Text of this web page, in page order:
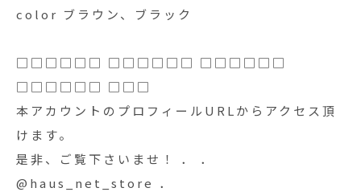
color ブラウン、ブラック
□□□□□□ □□□□□□ □□□□□□
□□□□□□ □□□
本アカウントのプロフィールURLからアクセス頂
けます。
是非、ご覧下さいませ！ ． ．
@haus_net_store ．